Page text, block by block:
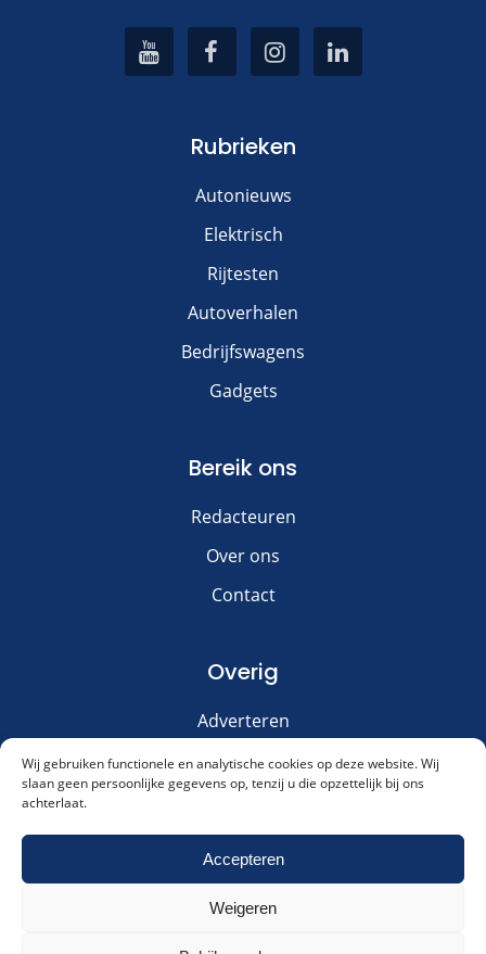
Wij gebruiken functionele en analytische cookies op deze website. Wij
slaan geen persoonlijke gegevens op, tenzij u die opzettelijk bij ons
achterlaat.
Accepteren
Weigeren
Rubrieken
Autonieuws
Elektrisch
Rijtesten
Autoverhalen
Bedrijfswagens
Gadgets
Bereik ons
Redacteuren
Over ons
Contact
Overig
Adverteren
Disclaimer
Privacy & Cookies
Meld je aan voor onze nieuwsbrief!
Akkoord met onsprivacybeleid